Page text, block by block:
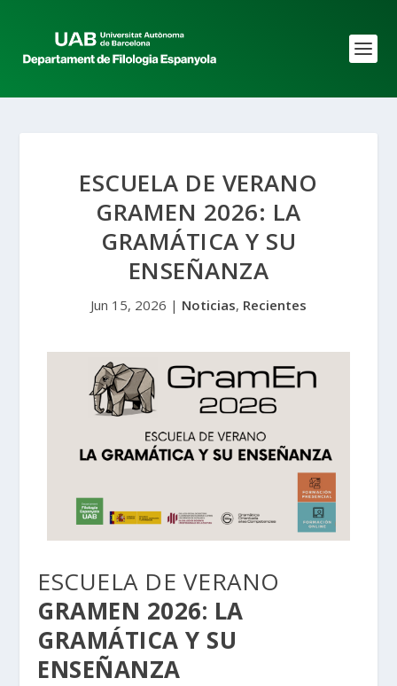
ESCUELA DE VERANO
GRAMEN 2026: LA
GRAMÁTICA Y SU
ENSEÑANZA
Jun 15, 2026 | Noticias, Recientes
ESCUELA DE VERANO
GRAMEN 2026: LA
GRAMÁTICA Y SU
ENSEÑANZA